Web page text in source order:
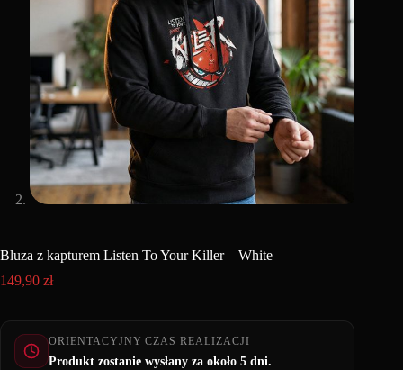
Bluza z kapturem Listen To Your Killer – White
149,90 zł
ORIENTACYJNY CZAS REALIZACJI
Produkt zostanie wysłany za około 5 dni.